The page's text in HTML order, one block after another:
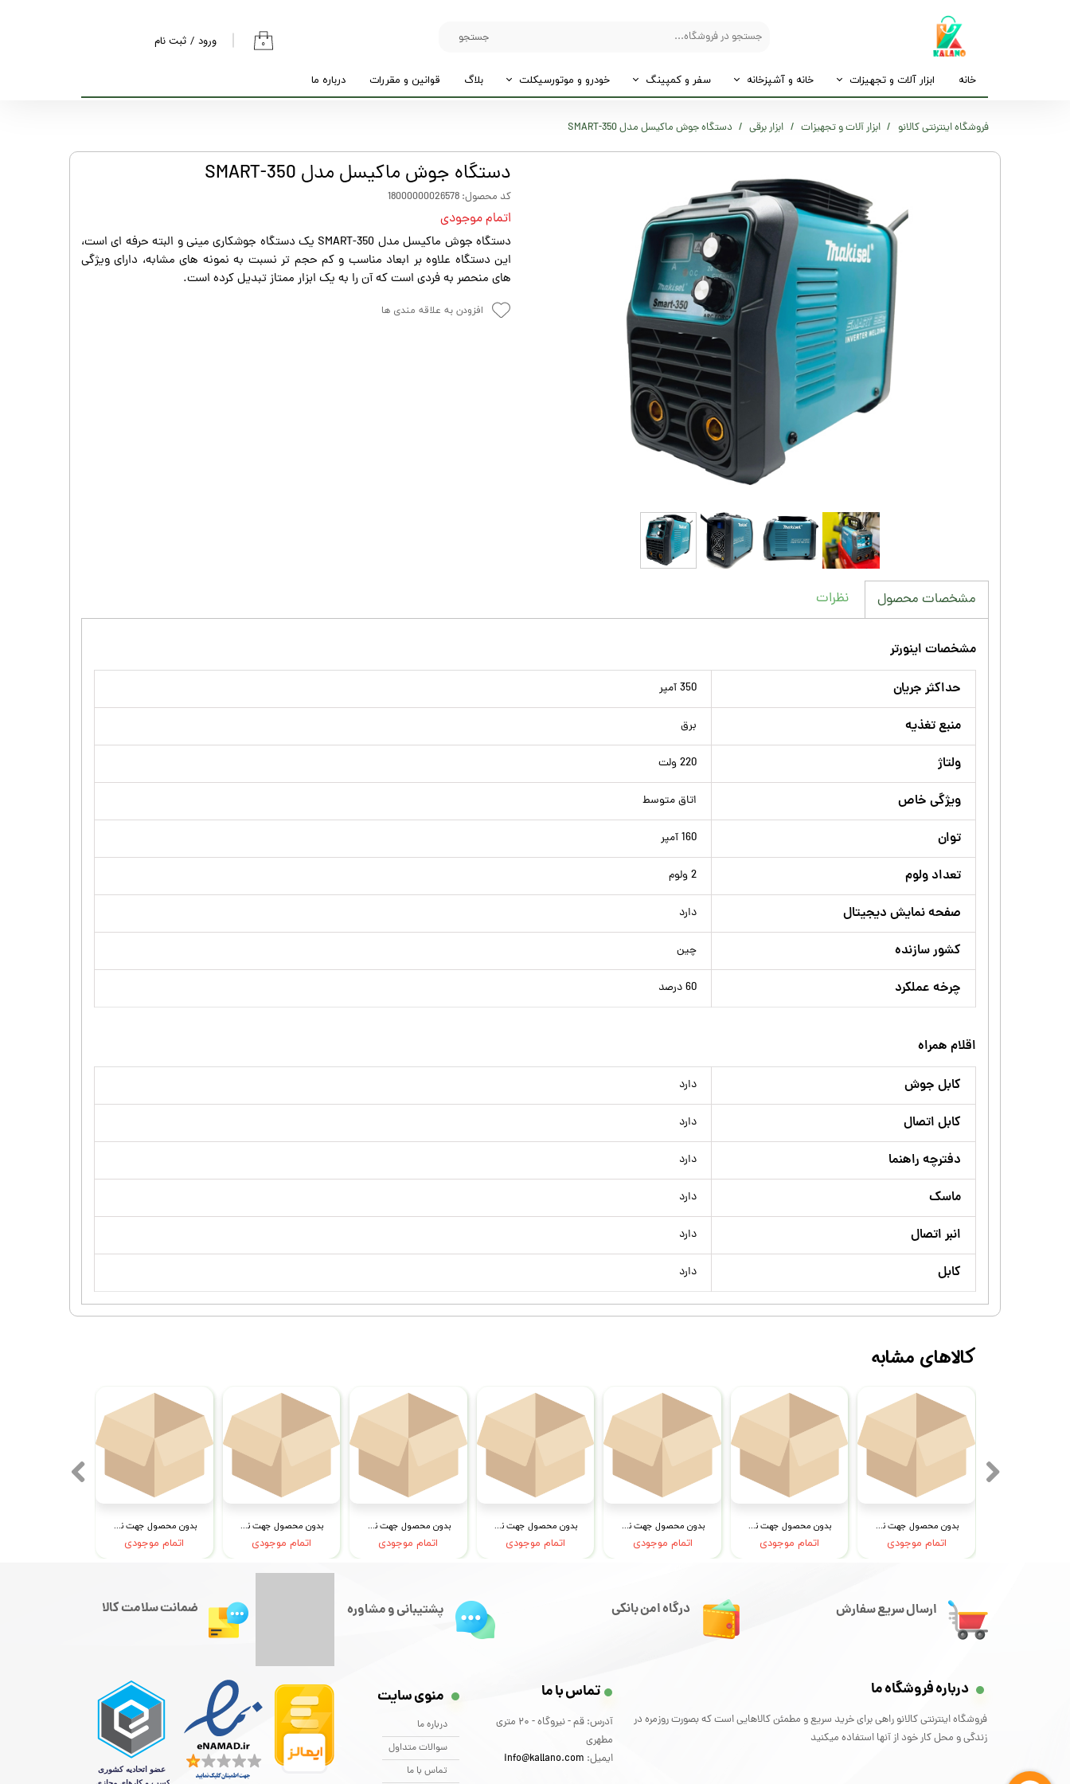
جستجو ۰ ورود / ثبت نام
تغییر گذر واژه
خروج از حساب
کاربری
خانه ابزار آلات و تجهیزات خانه و آشپزخانه سفر و کمپینگ خودرو و موتورسیکلت بلاگ قوانین و مقررات درباره ما
فروشگاه اینترنتی کالانو ابزار آلات و تجهیزات ابزار برقی دستگاه جوش ماکیسل مدل SMART-350
دستگاه جوش ماکیسل مدل SMART-350
کد محصول: 18000000026578
اتمام موجودی
دستگاه جوش ماکیسل مدل SMART-350 یک دستگاه جوشکاری مینی و البته حرفه ای است،
این دستگاه علاوه بر ابعاد مناسب و کم حجم تر نسبت به نمونه های مشابه، دارای ویژگی
های منحصر به فردی است که آن را به یک ابزار ممتاز تبدیل کرده است.
افزودن به علاقه مندی ها
مشخصات محصول نظرات
مشخصات اینورتر
حداکثر جریان 350 آمپر
منبع تغذیه برق
ولتاژ 220 ولت
ویژگی خاص اتاق متوسط
توان 160 آمپر
تعداد ولوم 2 ولوم
صفحه نمایش دیجیتال دارد
کشور سازنده چین
چرخه عملکرد 60 درصد
اقلام همراه
کابل جوش دارد
کابل اتصال دارد
دفترچه راهنما دارد
ماسک دارد
انبر اتصال دارد
کابل دارد
بدون محصول جهت نمایش
اتمام موجودی
بدون محصول جهت نمایش
اتمام موجودی
بدون محصول جهت نمایش
اتمام موجودی
بدون محصول جهت نمایش
اتمام موجودی
بدون محصول جهت نمایش
اتمام موجودی
بدون محصول جهت نمایش
اتمام موجودی
بدون محصول جهت نمایش
اتمام موجودی
کالاهای مشابه
ارسال سریع سفارش درگاه امن بانکی پشتیبانی و مشاوره ضمانت سلامت کالا
درباره فروشگاه ما
فروشگاه اینترنتی کالانو راهی برای خرید سریع و مطمئن کالاهایی است که بصورت روزمره در
زندگی و محل کار خود از آنها استفاده میکنید
تماس با ما
آدرس: قم - نیروگاه - 20 متری
مطهری
ایمیل: info@kallano.com​​​​​​​
منوی سایت
درباره ما
سوالات متداول
تماس با ما